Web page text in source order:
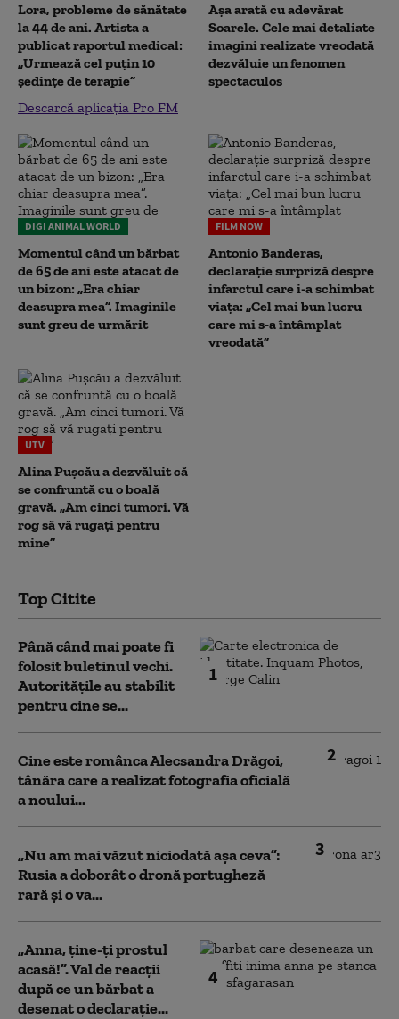
Lora, probleme de sănătate
la 44 de ani. Artista a
publicat raportul medical:
„Urmează cel puțin 10
ședințe de terapie”
Descarcă aplicația Pro FM
Așa arată cu adevărat
Soarele. Cele mai detaliate
imagini realizate vreodată
dezvăluie un fenomen
spectaculos
DIGI ANIMAL WORLD
Momentul când un bărbat
de 65 de ani este atacat de
un bizon: „Era chiar
deasupra mea”. Imaginile
sunt greu de urmărit
FILM NOW
Antonio Banderas,
declarație surpriză despre
infarctul care i-a schimbat
viața: „Cel mai bun lucru
care mi s-a întâmplat
vreodată”
UTV
Alina Pușcău a dezvăluit că
se confruntă cu o boală
gravă. „Am cinci tumori. Vă
rog să vă rugați pentru
mine”
Top Citite
1
Până când mai poate fi
folosit buletinul vechi.
Autoritățile au stabilit
pentru cine se...
2
Cine este românca Alecsandra Drăgoi,
tânăra care a realizat fotografia oficială
a noului...
3
„Nu am mai văzut niciodată așa ceva”:
Rusia a doborât o dronă portugheză
rară și o va...
4
„Anna, ţine-ţi prostul
acasă!”. Val de reacții
după ce un bărbat a
desenat o declarație...